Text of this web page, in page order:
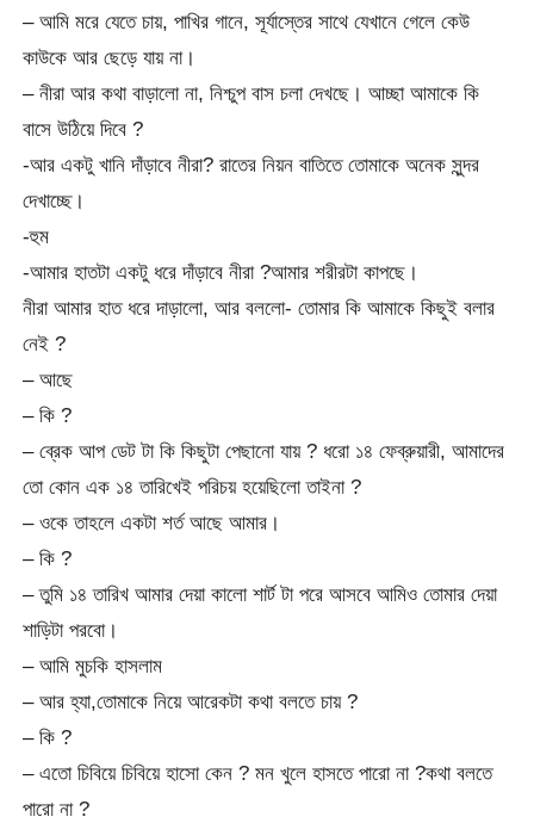
– আমি মরে যেতে চায়, পাখির গানে, সূর্যাস্তের সাথে যেখানে গেলে কেউ
কাউকে আর ছেড়ে যায় না।
– নীরা আর কথা বাড়ালো না, নিশ্চুপ বাস চলা দেখছে। আচ্ছা আমাকে কি
বাসে উঠিয়ে দিবে ?
-আর একটু খানি দাঁড়াবে নীরা? রাতের নিয়ন বাতিতে তোমাকে অনেক সুন্দর
দেখাচ্ছে।
-হুম
-আমার হাতটা একটু ধরে দাঁড়াবে নীরা ?আমার শরীরটা কাপছে।
নীরা আমার হাত ধরে দাড়ালো, আর বললো- তোমার কি আমাকে কিছুই বলার
নেই ?
– আছে
– কি ?
– ব্রেক আপ ডেট টা কি কিছুটা পেছানো যায় ? ধরো ১৪ ফেব্রুয়ারী, আমাদের
তো কোন এক ১৪ তারিখেই পরিচয় হয়েছিলো তাইনা ?
– ওকে তাহলে একটা শর্ত আছে আমার।
– কি ?
– তুমি ১৪ তারিখ আমার দেয়া কালো শার্ট টা পরে আসবে আমিও তোমার দেয়া
শাড়িটা পরবো।
– আমি মুচকি হাসলাম
– আর হ্যা,তোমাকে নিয়ে আরেকটা কথা বলতে চায় ?
– কি ?
– এতো চিবিয়ে চিবিয়ে হাসো কেন ? মন খুলে হাসতে পারো না ?কথা বলতে
পারো না ?